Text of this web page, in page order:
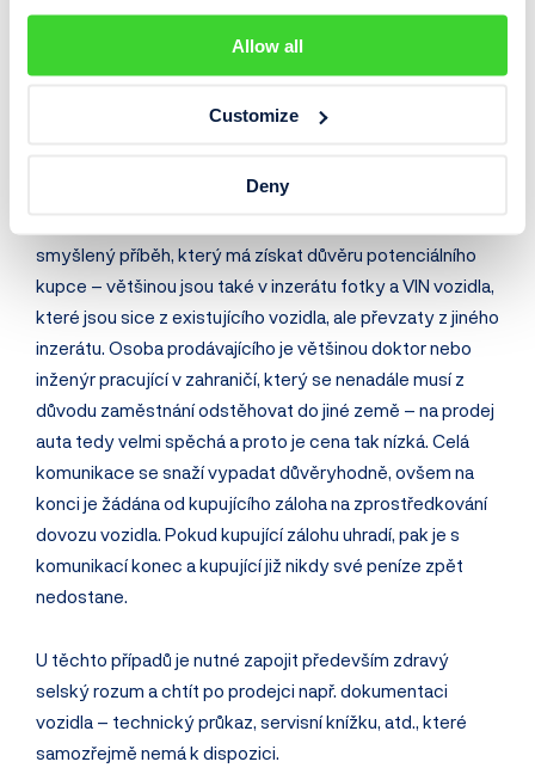
Allow all
Customize
Deny
na internetu - příležitost, která se vyskytne jednou za
výrazně podhodnocena oproti aktuálním cenám stejných
smyšlený příběh, který má získat důvěru potenciálního
kupce – většinou jsou také v inzerátu fotky a VIN vozidla,
které jsou sice z existujícího vozidla, ale převzaty z jiného
inzerátu. Osoba prodávajícího je většinou doktor nebo
inženýr pracující v zahraničí, který se nenadále musí z
důvodu zaměstnání odstěhovat do jiné země – na prodej
auta tedy velmi spěchá a proto je cena tak nízká. Celá
komunikace se snaží vypadat důvěryhodně, ovšem na
konci je žádána od kupujícího záloha na zprostředkování
dovozu vozidla. Pokud kupující zálohu uhradí, pak je s
komunikací konec a kupující již nikdy své peníze zpět
nedostane.
U těchto případů je nutné zapojit především zdravý
selský rozum a chtít po prodejci např. dokumentaci
vozidla – technický průkaz, servisní knížku, atd., které
samozřejmě nemá k dispozici.